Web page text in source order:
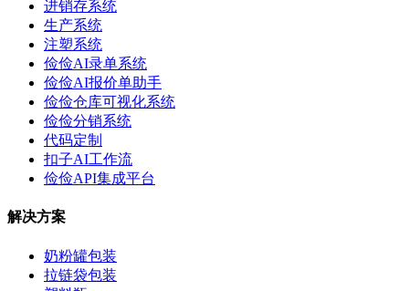
进销存系统
生产系统
注塑系统
俭俭AI录单系统
俭俭AI报价单助手
俭俭仓库可视化系统
俭俭分销系统
代码定制
扣子AI工作流
俭俭API集成平台
解决方案
奶粉罐包装
拉链袋包装